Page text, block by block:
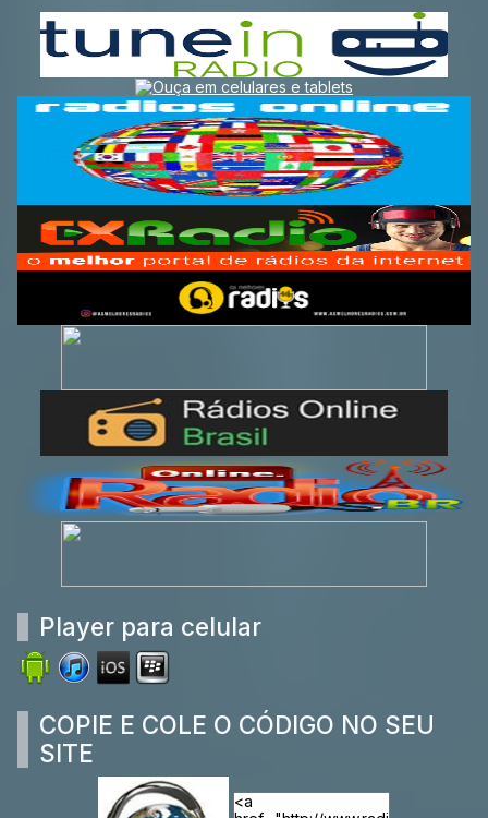
Player para celular
COPIE E COLE O CÓDIGO NO SEU
SITE